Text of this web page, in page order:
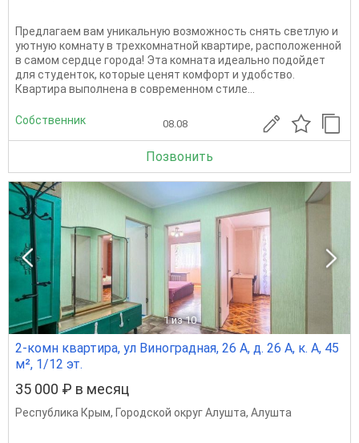
Предлагаем вам уникальную возможность снять светлую и
уютную комнату в трехкомнатной квартире, расположенной
в самом сердце города! Эта комната идеально подойдет
для студенток, которые ценят комфорт и удобство.
Квартира выполнена в современном стиле...
Собственник 08.08
Позвонить
1 из 10
2-комн квартира, ул Виноградная, 26 А, д. 26 А, к. А, 45
м², 1/12 эт.
35 000 ₽ в месяц
Республика Крым, Городской округ Алушта, Алушта